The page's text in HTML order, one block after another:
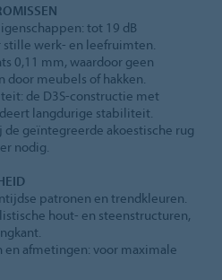
tot 19 dB
werk- en leefruimten.
0,11 mm, waardoor geen
door meubels of hakken.
de D3S‑constructie met
langdurige stabiliteit.
geïntegreerde akoestische rug
nodig.
patronen en trendkleuren.
hout- en steenstructuren,
en afmetingen: voor maximale